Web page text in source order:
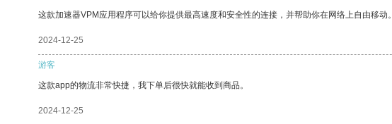
这款加速器VPM应用程序可以给你提供最高速度和安全性的连接，并帮助你在网络上自由移动。
2024-12-25
游客
这款app的物流非常快捷，我下单后很快就能收到商品。
2024-12-25